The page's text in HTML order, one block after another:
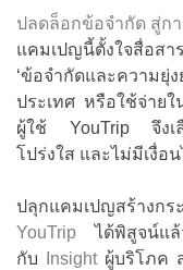
ปลดล็อกข้อจำกัด สู่กา
แคมเปญนี้ตั้งใจสื่อส
‘ข้อจำกัดและความ
ประเทศ หรือใช้จ่ายใ
ผู้ใช้ YouTrip จึงเ
โปร่งใส และไม่มีเงื่อ
ปลุกแคมเปญสร้างกร
YouTrip ได้พิสูจน์แล้
กับ
Insightผู้บริโภค ส